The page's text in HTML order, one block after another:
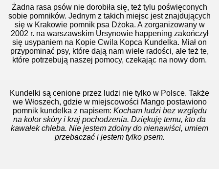
Żadna rasa psów nie dorobiła się, też tylu poświęconych
sobie pomników. Jednym z takich miejsc jest znajdujących
się w Krakowie pomnik psa Dżoka. A zorganizowany w
2002 r. na warszawskim Ursynowie happening zakończył
się usypaniem na Kopie Cwila Kopca Kundelka. Miał on
przypominać psy, które dają nam wiele radości, ale też te,
które potrzebują naszej pomocy, czekając na nowy dom.
Kundelki są cenione przez ludzi nie tylko w Polsce. Także
we Włoszech, gdzie w miejscowości Mango postawiono
pomnik kundelka z napisem: Kocham ludzi bez względu
na kolor skóry i kraj pochodzenia. Dziękuję temu, kto da
kawałek chleba. Nie jestem zdolny do nienawiści, umiem
przebaczać i jestem tylko psem.